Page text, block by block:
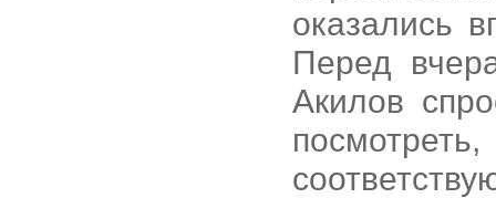
оказались
Перед
Акилов